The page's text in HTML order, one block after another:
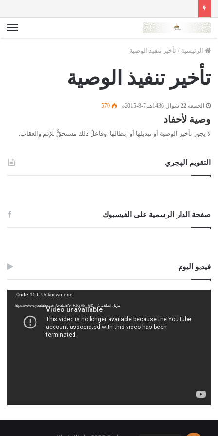
الرئيسية / تأخير تنفيذ الوصية
تأخير تنفيذ الوصية
الجمعة 22 شوال 1436هـ 7-8-2015م 570
وصية لأحفاد
لا يجوز تأخير الوصية أو تبديلها أو إبطالها؛ وفاعلُ ذلك مستحقٌّ للإثم والعقاب.
التقويم الهجري
صفحة الدار الرسمية على الفيسبوك
فيديو اليوم
Code 150: Unknown error.
تنزيل الملف: https://www.youtube.com/watch?v=FJdj7tk_7jI&_=1